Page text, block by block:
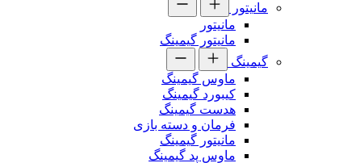
مانیتور
مانیتور
مانیتور گیمینگ
گیمینگ
ماوس گیمینگ
کیبورد گیمینگ
هدست گیمینگ
فرمان و دسته بازی
مانیتور گیمینگ
ماوس پد گیمینگ